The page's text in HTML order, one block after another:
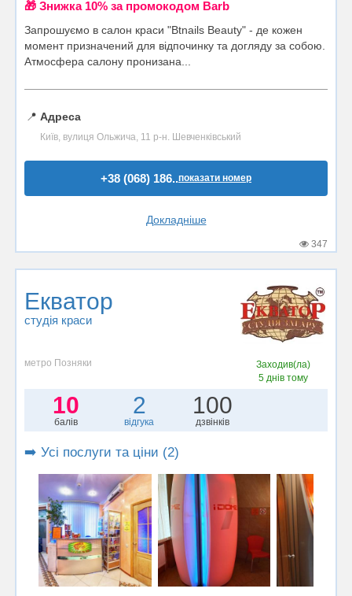
🎁 Знижка 10% за промокодом Barb
Запрошуємо в салон краси "Btnails Beauty" - де кожен
момент призначений для відпочинку та догляду за собою.
Атмосфера салону пронизана...
📍 Адреса
Київ, вулиця Ольжича, 11 р-н. Шевченківський
+38 (068) 186..показати номер
Докладніше
347
Екватор
студія краси
метро Позняки
Заходив(ла)
5 днів тому
10
балів
2
відгука
100
дзвінків
➡️ Усі послуги та ціни (2)